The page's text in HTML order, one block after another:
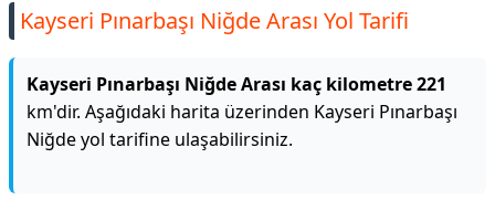
Kayseri Pınarbaşı Niğde Arası Yol Tarifi
Kayseri Pınarbaşı Niğde Arası kaç kilometre 221
km'dir. Aşağıdaki harita üzerinden Kayseri Pınarbaşı
Niğde yol tarifine ulaşabilirsiniz.